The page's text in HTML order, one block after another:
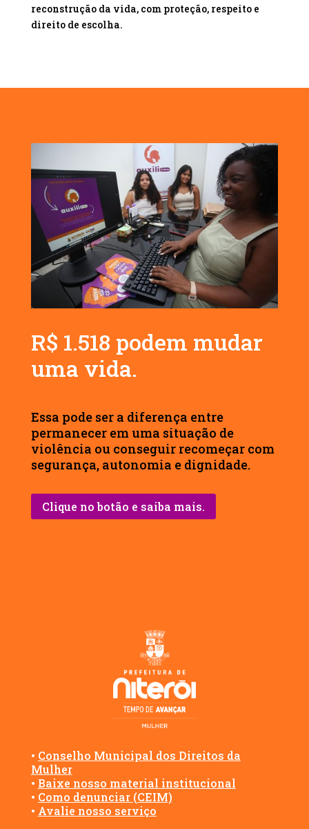
reconstrução da vida, com proteção, respeito e
direito de escolha.
R$ 1.518 podem mudar
uma vida.
Essa pode ser a diferença entre
permanecer em uma situação de
violência ou conseguir recomeçar com
segurança, autonomia e dignidade.
Clique no botão e saiba mais.
• Conselho Municipal dos Direitos da
Mulher
• Baixe nosso material institucional
• Como denunciar (CEIM)
• Avalie nosso serviço